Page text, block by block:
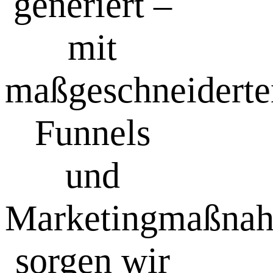
mit
Funnels
und
sorgen wir